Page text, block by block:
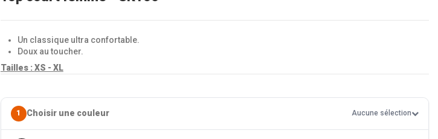
Un classique ultra confortable.
Doux au toucher.
Tailles : XS - XL
1 Choisir une couleur Aucune sélection